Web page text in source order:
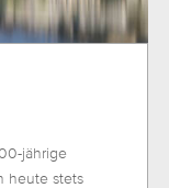
jährige
heute stets